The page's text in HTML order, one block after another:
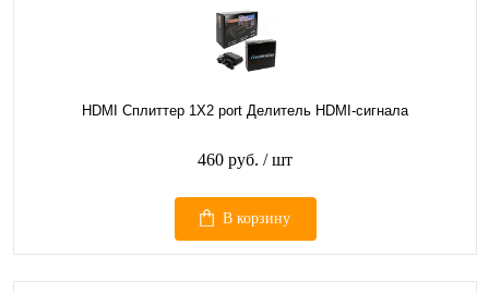
HDMI Сплиттер 1Х2 port Делитель HDMI-сигнала
460 руб. / шт
В корзину